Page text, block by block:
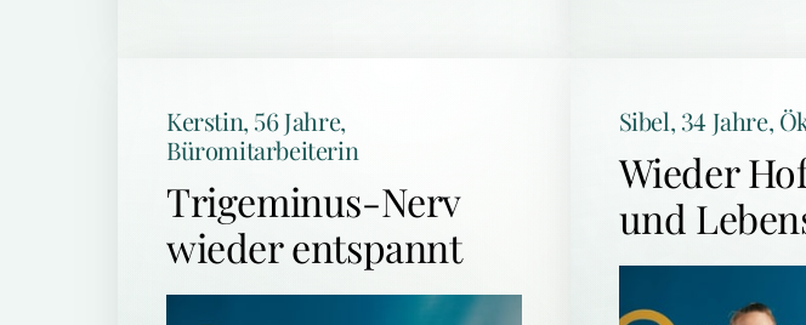
Kerstin, 56 Jahre,
Büromitarbeiterin
Trigeminus-Nerv
wieder entspannt
Sibel, 34 Jahre,
Wieder
und